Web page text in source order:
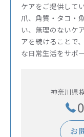
ケアをご提供して
爪、角質・タコ・
い、無理のないケ
アを続けることで
な日常生活をサポ
神奈川県
お